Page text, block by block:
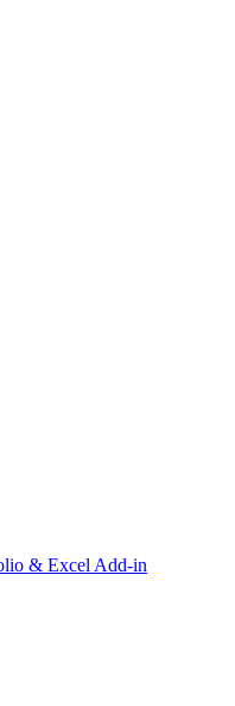
& Excel Add-in